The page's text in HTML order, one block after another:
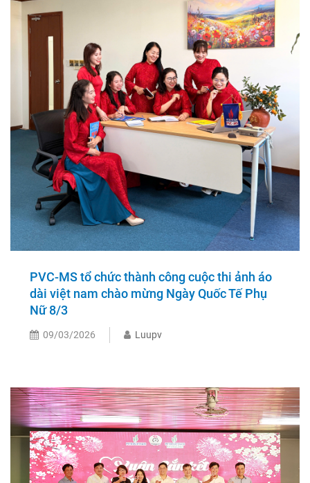
PVC-MS tổ chức thành công cuộc thi ảnh áo
dài việt nam chào mừng Ngày Quốc Tế Phụ
Nữ 8/3
09/03/2026 Luupv